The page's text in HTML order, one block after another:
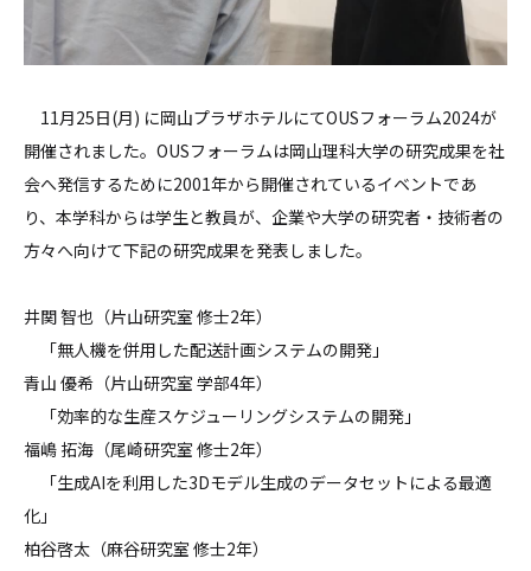
11月25日(月) に岡山プラザホテルにてOUSフォーラム2024が
開催されました。OUSフォーラムは岡山理科大学の研究成果を社
会へ発信するために2001年から開催されているイベントであ
り、本学科からは学生と教員が、企業や大学の研究者・技術者の
方々へ向けて下記の研究成果を発表しました。
井関 智也（片山研究室 修士2年）
「無人機を併用した配送計画システムの開発」
青山 優希（片山研究室 学部4年）
「効率的な生産スケジューリングシステムの開発」
福嶋 拓海（尾崎研究室 修士2年）
「生成AIを利用した3Dモデル生成のデータセットによる最適
化」
柏谷啓太（麻谷研究室 修士2年）